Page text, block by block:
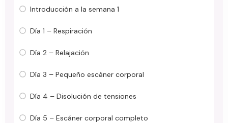
Introducción a la semana 1
Día 1 – Respiración
Día 2 – Relajación
Día 3 – Pequeño escáner corporal
Día 4 – Disolución de tensiones
Día 5 – Escáner corporal completo